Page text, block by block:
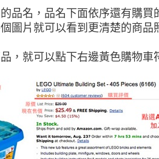
品名，品名下面依序還有購買
圖片就可以看到更清楚的商
，就可以點下右邊黃色購物車